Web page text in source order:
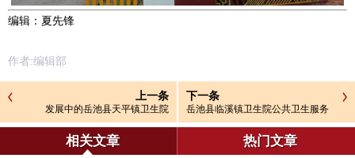
编辑：夏先锋
作者:编辑部
上一条
发展中的岳池县天平镇卫生院
下一条
岳池县临溪镇卫生院公共卫生服务
工作扎实
相关文章 热门文章